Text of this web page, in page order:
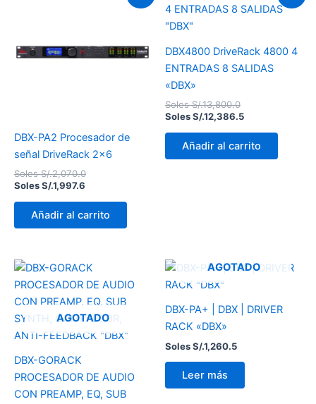
DBX-PA2 Procesador de
señal DriveRack 2×6
Soles S/.2,070.0
S/.2,070.0.
Soles S/.1,997.6
S/.1,997.6.
Añadir al carrito
DBX4800 DriveRack 4800 4
ENTRADAS 8 SALIDAS
«DBX»
Soles S/.13,800.0
original
S/.13,800.0.
Soles S/.12,386.5
actual
S/.12,386.5.
Añadir al carrito
AGOTADO
DBX-GORACK
PROCESADOR DE AUDIO
CON PREAMP, EQ, SUB
AGOTADO
DBX-PA+ | DBX | DRIVER
RACK «DBX»
Soles S/.1,260.5
Leer más